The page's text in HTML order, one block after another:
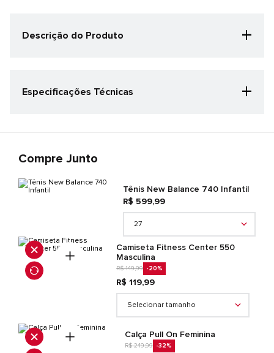
Descrição do Produto +
Especificações Técnicas +
Marinho/Branco
Gênero
Infantil
Detalhes do produto
CABEDAL: 69,1% SINTETICO 30,9% TEXTIL FORRO/PALMILHA: 100%
Compre Junto
27
Tênis New Balance 740 Infantil
R$ 599,99
Selecionar tamanho
Camiseta Fitness Center 550
Masculina
R$ 149,99 -20%
R$ 119,99
Calça Pull On Feminina
R$ 249,99 -32%